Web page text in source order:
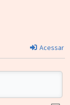
Acessar